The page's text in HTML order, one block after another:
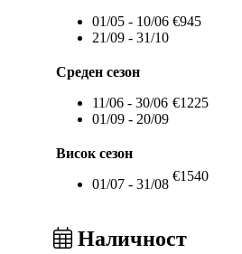
01/05 - 10/06
21/09 - 31/10
€945
Среден сезон
11/06 - 30/06
01/09 - 20/09
€1225
Висок сезон
01/07 - 31/08
€1540
Наличност